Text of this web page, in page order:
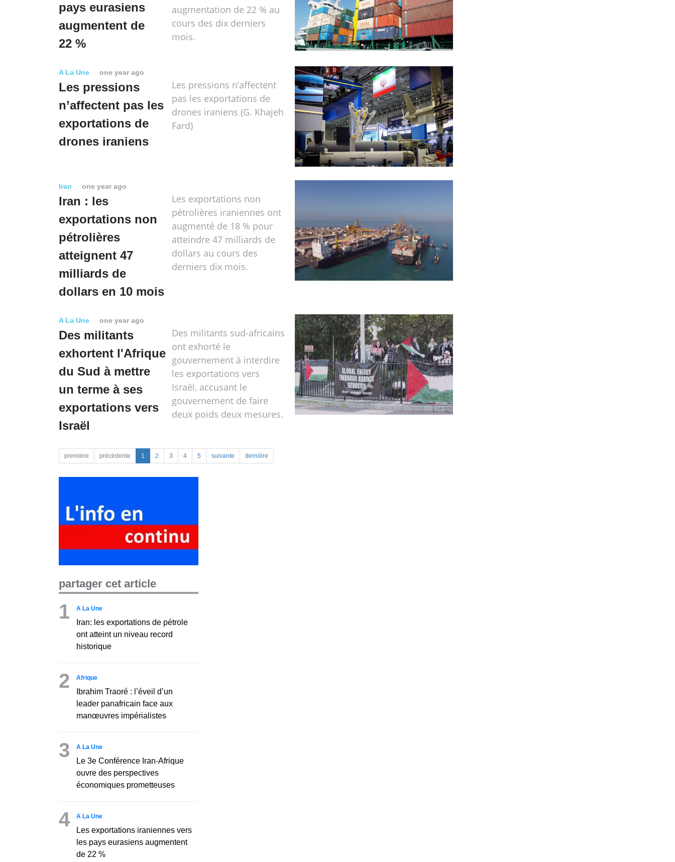
pays eurasiens
augmentent de
22 %
augmentation de 22 % au
cours des dix derniers
mois.
A La Une one year ago
Les pressions
n’affectent pas les
exportations de
drones iraniens
Les pressions n’affectent
pas les exportations de
drones iraniens (G. Khajeh
Fard)
Iran one year ago
Iran : les
exportations non
pétrolières
atteignent 47
milliards de
dollars en 10 mois
Les exportations non
pétrolières iraniennes ont
augmenté de 18 % pour
atteindre 47 milliards de
dollars au cours des
derniers dix mois.
A La Une one year ago
Des militants
exhortent l'Afrique
du Sud à mettre
un terme à ses
exportations vers
Israël
Des militants sud-africains
ont exhorté le
gouvernement à interdire
les exportations vers
Israël, accusant le
gouvernement de faire
deux poids deux mesures.
première précédente 1 2 3 4 5 suivante dernière
partager cet article
1 A La Une
Iran: les exportations de pétrole
ont atteint un niveau record
historique
2 Afrique
Ibrahim Traoré : l’éveil d’un
leader panafricain face aux
manœuvres impérialistes
3 A La Une
Le 3e Conférence Iran-Afrique
ouvre des perspectives
économiques prometteuses
4 A La Une
Les exportations iraniennes vers
les pays eurasiens augmentent
de 22 %